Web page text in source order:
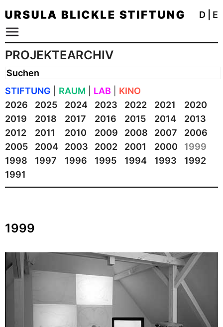
D E
PROJEKTEARCHIV
STIFTUNG RAUM LAB
KINO
2026
2025 2024 2023 2022 2021
2020
2019
2018 2017 2016 2015 2014
2013
2012
2011 2010 2009 2008 2007
2006
2005
2004 2003 2002 2001 2000
1999
1998
1997 1996 1995 1994 1993
1992
1991
1999